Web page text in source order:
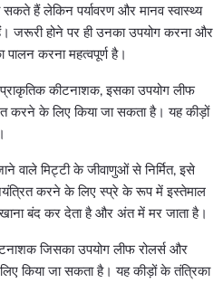
सकते हैं लेकिन पर्यावरण और मानव स्वास्थ्य
जरूरी होने पर ही उनका उपयोग करना और
पालन करना महत्वपूर्ण है।
कीटनाशक, इसका उपयोग लीफ
करने के लिए किया जा सकता है। यह कीड़ों
वाले मिट्टी के जीवाणुओं से निर्मित, इसे
करने के लिए स्प्रे के रूप में इस्तेमाल
बंद कर देता है और अंत में मर जाता है।
जिसका उपयोग लीफ रोलर्स और
किया जा सकता है। यह कीड़ों के तंत्रिका